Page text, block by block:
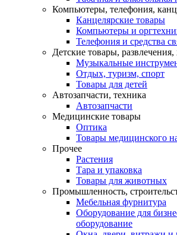
Компьютеры, телефония,
Канцелярские товары
Компьютеры и
Телефония и средства
Детские товары, развлечения,
Музыкальные
Отдых, туризм, спорт
Товары для детей
Автозапчасти, техника
Автозапчасти
Медицинские товары
Оптика
Товары медицинского
Прочее
Растения
Тара и упаковка
Товары для животных
Промышленность,
Мебельная фурнитура
Оборудование для
оборудование